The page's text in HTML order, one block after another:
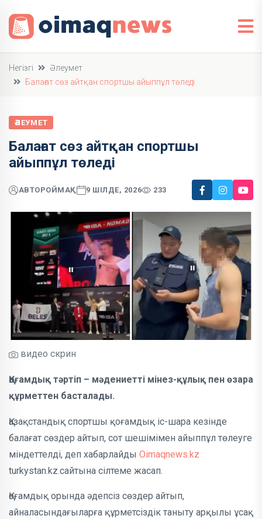
Негізгі
Әлеумет
Балағат сөз айтқан спортшы айыппұл төледі
ӘЛЕУМЕТ
Балағат сөз айтқан спортшы
айыппұл төледі
АВТОРОЙМАҚ 9 ШІЛДЕ, 2026 233
видео скрин
Қоғамдық тәртіп – мәдениетті мінез-құлық пен өзара
құрметтен басталады.
Қазақстандық спортшы қоғамдық іс-шара кезінде
балағат сөздер айтып, сот шешімімен айыппұл төлеуге
міндеттелді, деп хабарлайды Oimaqnews.kz
turkystan.kz.сайтына сілтеме жасап.
Қоғамдық орында әдепсіз сөздер айтып,
айналасындағыларға құрметсіздік таныту арқылы ұсақ